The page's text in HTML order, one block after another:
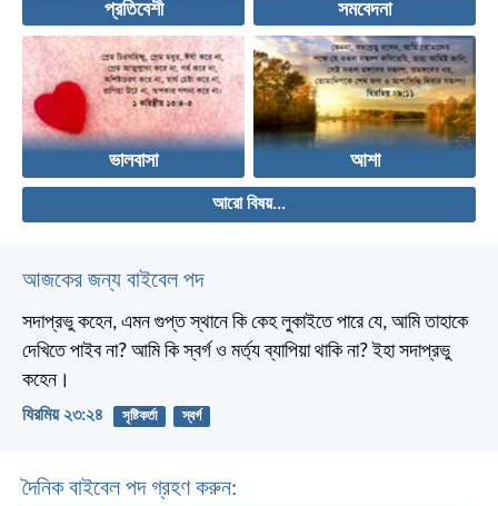
প্রতিবেশী সমবেদনা
ভালবাসা আশা
আরো বিষয়...
আজকের জন্য বাইবেল পদ
সদাপ্রভু কহেন, এমন গুপ্ত স্থানে কি কেহ লুকাইতে পারে যে, আমি তাহাকে
দেখিতে পাইব না? আমি কি স্বর্গ ও মর্ত্য ব্যাপিয়া থাকি না? ইহা সদাপ্রভু
কহেন।
যিরমিয় ২৩:২৪ সৃষ্টিকর্তা স্বর্গ
দৈনিক বাইবেল পদ গ্রহণ করুন: